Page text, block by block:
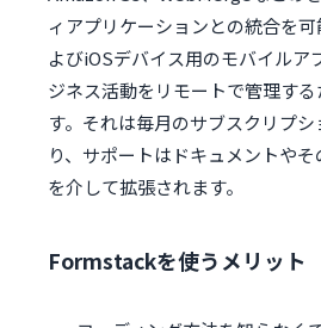
ィアプリケーションとの統合を
よびiOSデバイス用のモバイルア
ジネス活動をリモートで管理す
す。それは毎月のサブスクリプ
り、サポートはドキュメントや
を介して拡張されます。
Formstackを使うメリット